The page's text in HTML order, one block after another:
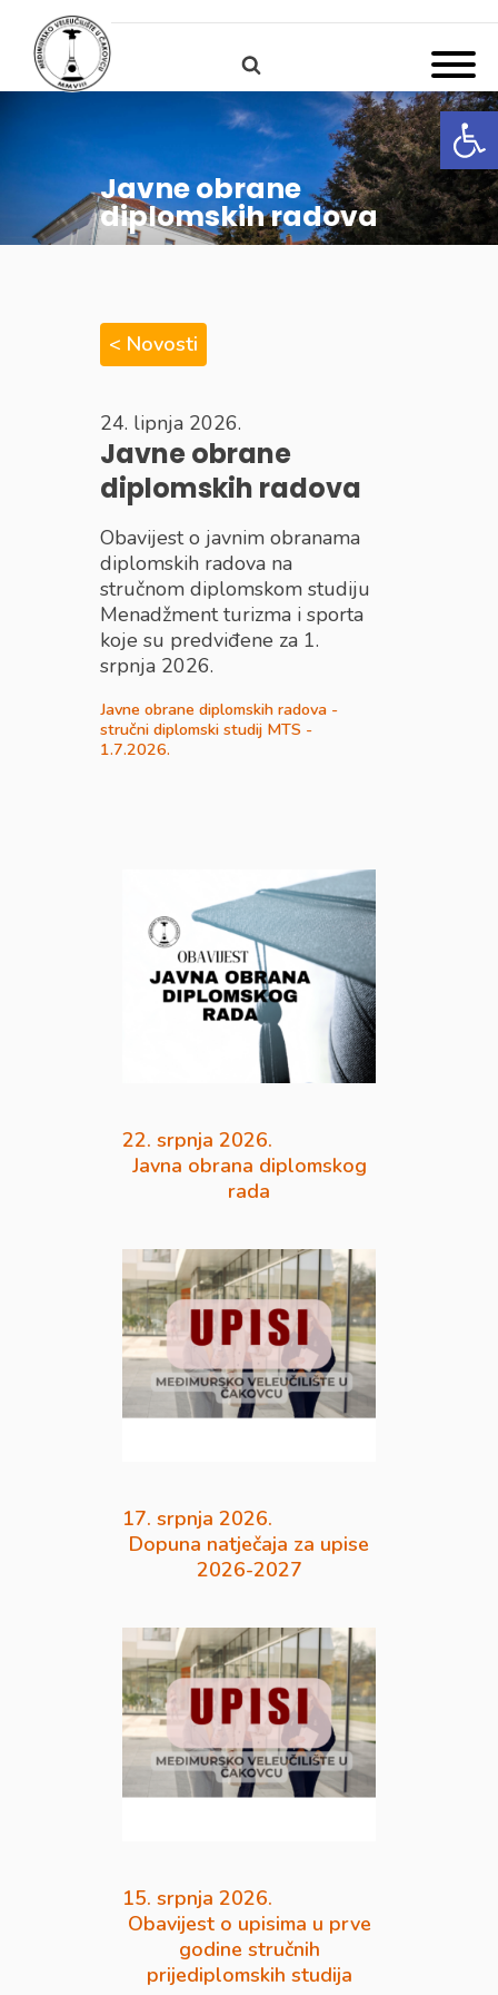
Javne obrane
diplomskih radova
< Novosti
24. lipnja 2026.
Javne obrane
diplomskih radova
Obavijest o javnim obranama
diplomskih radova na
stručnom diplomskom studiju
Menadžment turizma i sporta
koje su predviđene za 1.
srpnja 2026.
Javne obrane diplomskih radova -
stručni diplomski studij MTS -
1.7.2026.
22. srpnja 2026.
Javna obrana diplomskog
rada
17. srpnja 2026.
Dopuna natječaja za upise
2026-2027
15. srpnja 2026.
Obavijest o upisima u prve
godine stručnih
prijediplomskih studija